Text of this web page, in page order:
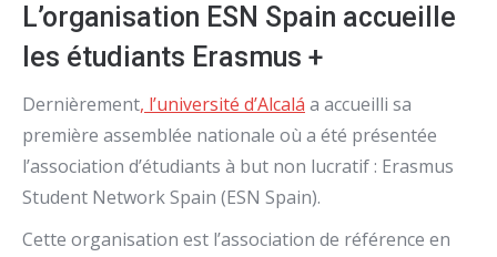
L’organisation ESN Spain accueille
les étudiants Erasmus +
Dernièrement, l’université d’Alcalá a accueilli sa
première assemblée nationale où a été présentée
l’association d’étudiants à but non lucratif : Erasmus
Student Network Spain (ESN Spain).
Cette organisation est l’association de référence en